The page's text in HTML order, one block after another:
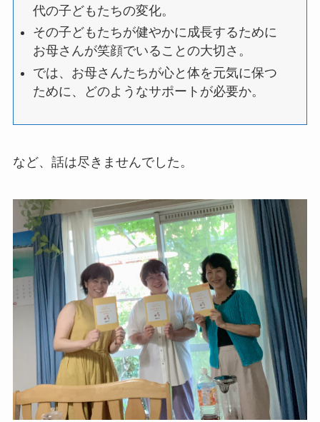
代の子どもたちの変化。
その子どもたちが健やかに成長するために
お母さんが笑顔でいることの大切さ。
では、お母さんたちが心と体を元気に保つ
ために、どのようなサポートが必要か。
など、話は尽きませんでした。